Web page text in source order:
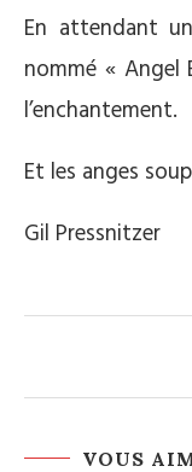
En attendant
nommé « Angel
l’enchantement.
Et les anges
Gil Pressnitzer
VOUS